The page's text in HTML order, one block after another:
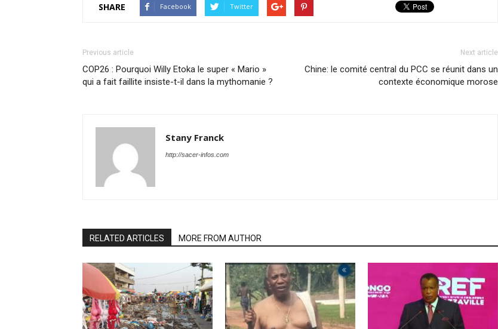
SHARE Facebook Twitter
Previous article
COP26 : Pourquoi Willy Etoka le super « Mario »
qui a fait faillite insiste-t-il dans la mythomanie ?
Next article
Chine: le comité central du PCC se réunit dans un
contexte économique morose
Stany Franck
http://sacer-infos.com
RELATED ARTICLES MORE FROM AUTHOR